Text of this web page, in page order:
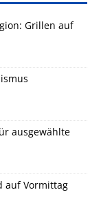
Grillen auf
ausgewählte
auf Vormittag